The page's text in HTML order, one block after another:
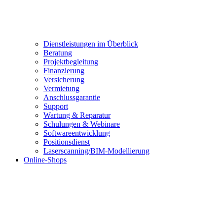
Dienstleistungen im Überblick
Beratung
Projektbegleitung
Finanzierung
Versicherung
Vermietung
Anschlussgarantie
Support
Wartung & Reparatur
Schulungen & Webinare
Softwareentwicklung
Positionsdienst
Laserscanning/BIM-Modellierung
Online-Shops